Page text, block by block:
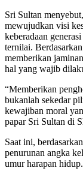
Sri Sultan
mewujudkan visi
keberadaan
ternilai.
memberikan
hal yang wajib
“Memberikan
bukanlah sekedar
kewajiban moral
papar Sri Sultan di
Saat ini,
penurunan angka
umur harapan